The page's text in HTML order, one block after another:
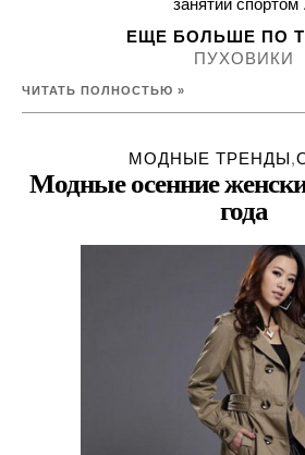
ЕЩЕ БОЛЬШЕ ПО
ПУХОВИКИ
ЧИТАТЬ ПОЛНОСТЬЮ »
МОДНЫЕ ТРЕНДЫ,
Модные осенние
года